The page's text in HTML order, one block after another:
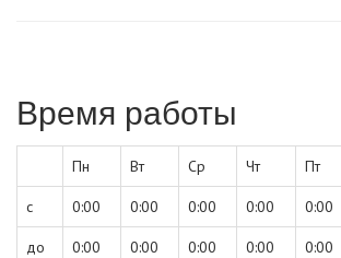
Время работы
Пн Вт Ср Чт Пт
с 0:00 0:00 0:00 0:00 0:00
до 0:00 0:00 0:00 0:00 0:00